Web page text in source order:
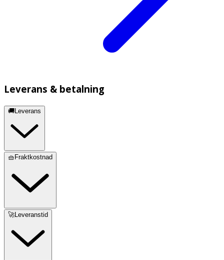
Leverans & betalning
🚚Leverans
🧺Fraktkostnad
🚀Leveranstid